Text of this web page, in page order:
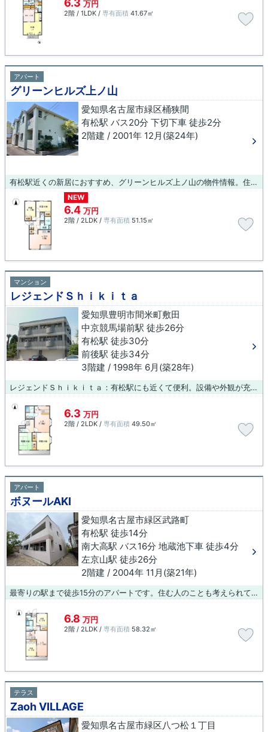
6.3 万円
2階 / 1LDK / 専有面積 41.67㎡
アパート
グリーンヒルズ上ノ山
愛知県名古屋市緑区桶狭間
有松駅 バス20分 下切下車 徒歩2分
2階建 / 2001年 12月(築24年)
有松駅近くの新居におすすめ、グリーンヒルズ上ノ山の物件情報。住む人のことも考えられている満足度の高いアパートです。賃貸物件のことでお困りなら、まずは当社へご連絡下さい。当社は、お客様に安心していただけるよう、的確な地域情報や物件情報をご提供いたします。ご希望にできる限りお応えいたしますので、お問い合わせ下さい。
NEW
6.4 万円
2階 / 2LDK / 専有面積 51.15㎡
マンション
レジェンドＳｈｉｋｉｔａ
愛知県豊明市間米町敷田
中京競馬場前駅 徒歩26分
有松駅 徒歩30分
前後駅 徒歩34分
3階建 / 1998年 6月(築28年)
レジェンドＳｈｉｋｉｔａ：有松駅にも近くて便利。設備や外観が充実しているマンションです。お友達を招待するのも恥ずかしくない物件。こちらの物件以外にも、有松駅近くの物件情報を取り扱っております。物件情報が気になる方は、ぜひお問い合わせください。
6.3 万円
2階 / 2LDK / 専有面積 49.50㎡
アパート
ボヌールAKI
愛知県名古屋市緑区武路町
有松駅 徒歩14分
南大高駅 バス16分 地蔵池下車 徒歩4分
左京山駅 徒歩26分
2階建 / 2004年 11月(築21年)
最寄りの駅まで徒歩15分のアパートです。住む人のことも考えられている満足度の高いアパートです。名古屋市緑区エリアで賃貸情報をお探しになるなら、ぜひ当社にお任せ下さい。快適な暮らしができるよう、しっかりとサポート致しますのでお気軽にご連絡下さい。
6.8 万円
2階 / 2LDK / 専有面積 58.32㎡
テラス
Zaoh VILLAGE
愛知県名古屋市緑区八つ松１丁目